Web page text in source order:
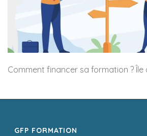
Comment financer sa formation ? Île
GFP FORMATION